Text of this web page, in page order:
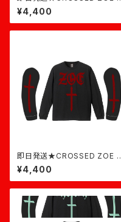
ONG★黒×白
¥4,400
即日発送★CROSSED ZOE L
ONG★黒×バーガンディ
¥4,400